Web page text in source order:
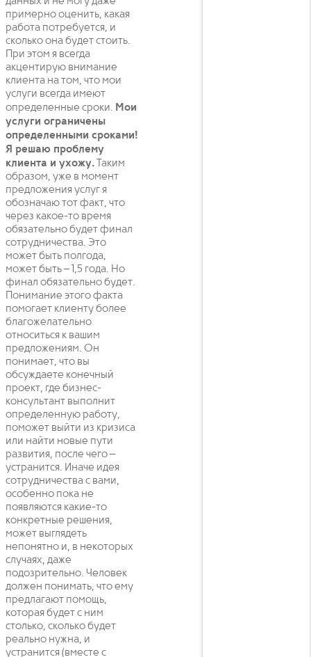
примерно оценить, какая
работа потребуется, и
сколько она будет стоить.
При этом я всегда
акцентирую внимание
клиента на том, что мои
услуги всегда имеют
определенные сроки. Мои
услуги ограничены
определенными сроками!
Я решаю проблему
клиента и ухожу.Таким
образом, уже в момент
предложения услуг я
обозначаю тот факт, что
через какое-то время
обязательно будет финал
сотрудничества. Это
может быть полгода,
может быть – 1,5 года. Но
финал обязательно будет.
Понимание этого факта
помогает клиенту более
благожелательно
относиться к вашим
предложениям. Он
понимает, что вы
обсуждаете конечный
проект, где бизнес-
консультант выполнит
определенную работу,
поможет выйти из кризиса
или найти новые пути
развития, после чего –
устранится. Иначе идея
сотрудничества с вами,
особенно пока не
появляются какие-то
конкретные решения,
может выглядеть
непонятно и, в некоторых
случаях, даже
подозрительно. Человек
должен понимать, что ему
предлагают помощь,
которая будет с ним
столько, сколько будет
реально нужна, и
устранится (вместе с